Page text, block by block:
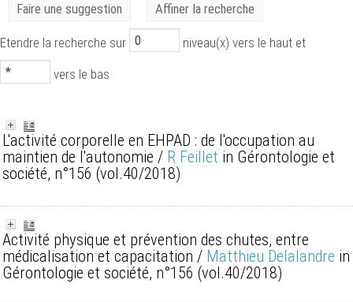
Faire une suggestion Affiner la recherche
Etendre la recherche sur
niveau(x) vers le haut et
vers le bas
L'activité corporelle en EHPAD : de l'occupation au
maintien de l'autonomie / R Feillet in Gérontologie et
société, n°156 (vol.40/2018)
Activité physique et prévention des chutes, entre
médicalisation et capacitation / Matthieu Delalandre in
Gérontologie et société, n°156 (vol.40/2018)